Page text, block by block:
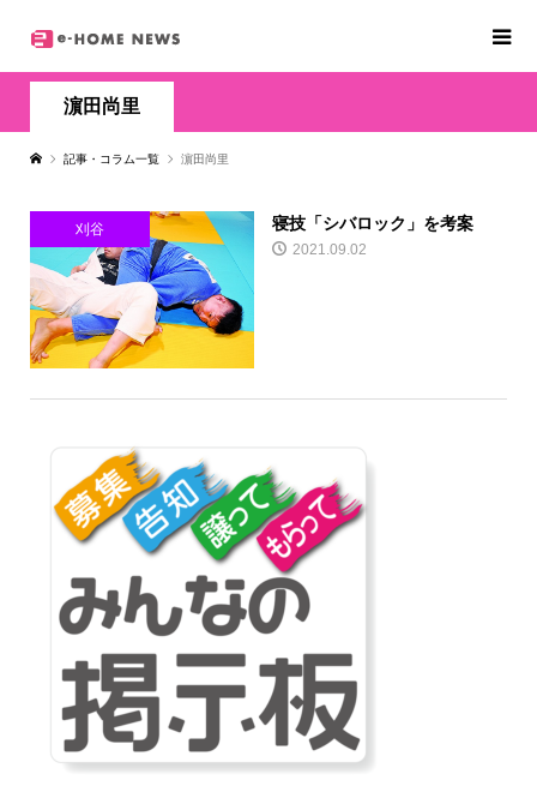
濵田尚里
記事・コラム一覧 濵田尚里
刈谷 寝技「シバロック」を考案
2021.09.02